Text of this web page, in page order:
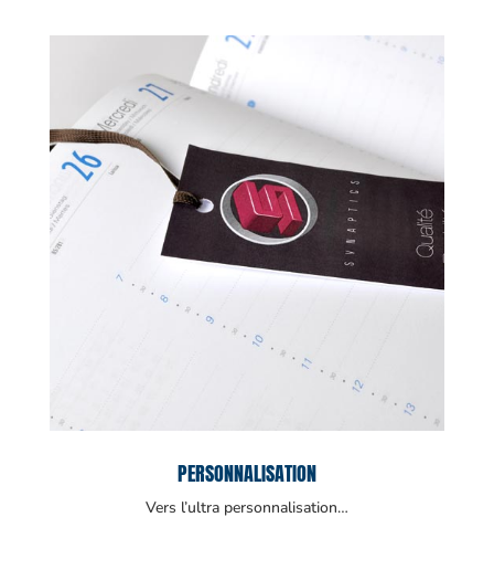
PERSONNALISATION
Vers l’ultra personnalisation…